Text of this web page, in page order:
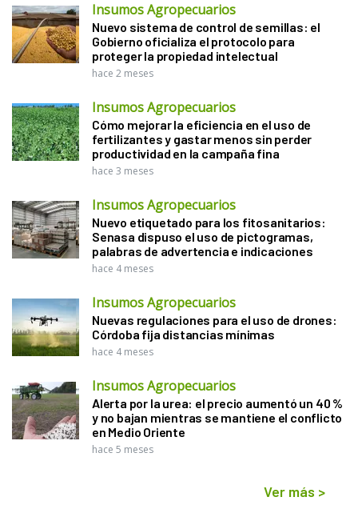
Insumos Agropecuarios
Nuevo sistema de control de semillas: el
Gobierno oficializa el protocolo para
proteger la propiedad intelectual
hace 2 meses
Insumos Agropecuarios
Cómo mejorar la eficiencia en el uso de
fertilizantes y gastar menos sin perder
productividad en la campaña fina
hace 3 meses
Insumos Agropecuarios
Nuevo etiquetado para los fitosanitarios:
Senasa dispuso el uso de pictogramas,
palabras de advertencia e indicaciones
hace 4 meses
Insumos Agropecuarios
Nuevas regulaciones para el uso de drones:
Córdoba fija distancias mínimas
hace 4 meses
Insumos Agropecuarios
Alerta por la urea: el precio aumentó un 40 %
y no bajan mientras se mantiene el conflicto
en Medio Oriente
hace 5 meses
Ver más >